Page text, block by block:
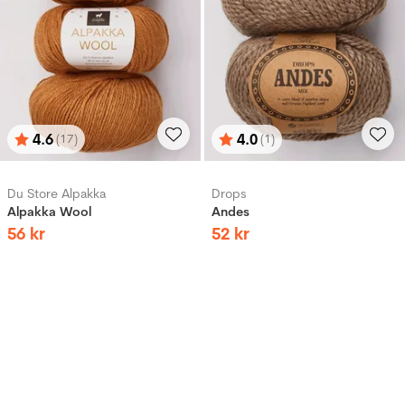
Betyg:
4.6(17)
utav 5 stjärnor
Du Store Alpakka
Alpakka Wool
56 kr
Betyg:
4.0(1)
utav 5 stjärnor
Drops
Andes
52 kr